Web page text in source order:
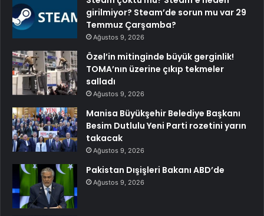
girilmiyor? Steam’de sorun mu var 29
Temmuz Çarşamba?
Ağustos 9, 2026
Özel’in mitinginde büyük gerginlik!
TOMA’nın üzerine çıkıp tekmeler
salladı
Ağustos 9, 2026
Manisa Büyükşehir Belediye Başkanı
Besim Dutlulu Yeni Parti rozetini yarın
takacak
Ağustos 9, 2026
Pakistan Dışişleri Bakanı ABD’de
Ağustos 9, 2026